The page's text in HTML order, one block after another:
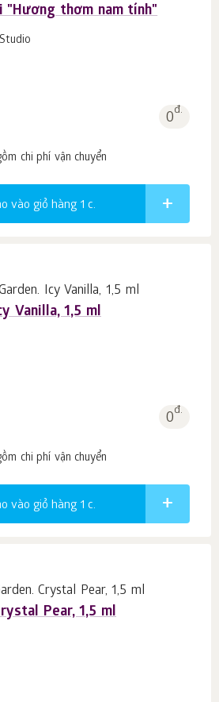
"Hương thơm nam tính"
0đ.
chi phí vận chuyển
vào giỏ hàng 1 c.
Vanilla, 1,5 ml
0đ.
chi phí vận chuyển
vào giỏ hàng 1 c.
Pear, 1,5 ml